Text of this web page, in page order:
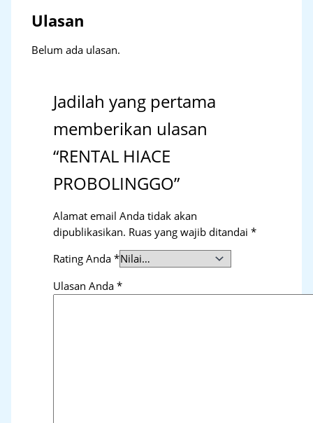
Ulasan
Belum ada ulasan.
Jadilah yang pertama
memberikan ulasan
“RENTAL HIACE
PROBOLINGGO”
Alamat email Anda tidak akan
dipublikasikan. Ruas yang wajib ditandai*
Rating Anda*
Ulasan Anda*